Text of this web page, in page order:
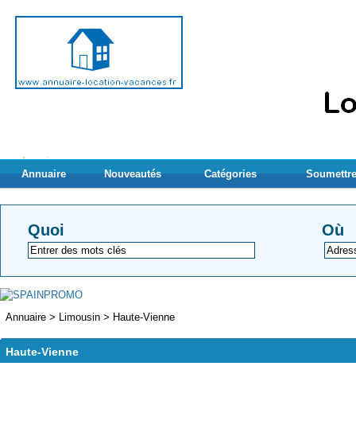
Annuaire Nouveautés Catégories
Quoi Où
Annuaire > Limousin > Haute-Vienne
Haute-Vienne